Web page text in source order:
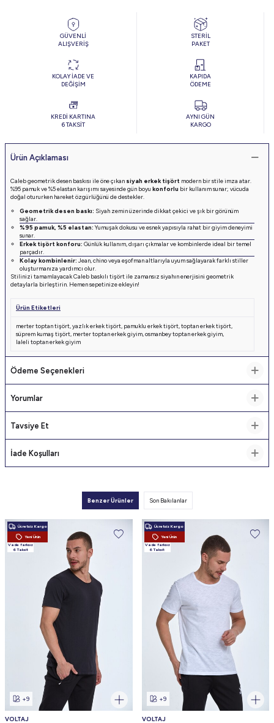
GÜVENLİ
ALIŞVERİŞ
STERİL
PAKET
KOLAY İADE VE
DEĞİŞİM
KAPIDA
ÖDEME
KREDİ KARTINA
6 TAKSİT
AYNI GÜN
KARGO
Ürün Açıklaması
Caleb geometrik desen baskısı ile öne çıkan siyah erkek tişört modern bir stile imza atar.
%95 pamuk ve %5 elastan karışımı sayesinde gün boyu konforlu bir kullanım sunar; vücuda
doğal otururken hareket özgürlüğünü de destekler.
Geometrik desen baskı: Siyah zemin üzerinde dikkat çekici ve şık bir görünüm
sağlar.
%95 pamuk, %5 elastan: Yumuşak dokusu ve esnek yapısıyla rahat bir giyim deneyimi
sunar.
Erkek tişört konforu: Günlük kullanım, dışarı çıkmalar ve kombinlerde ideal bir temel
parçadır.
Kolay kombinlenir: Jean, chino veya eşofman altlarıyla uyum sağlayarak farklı stiller
oluşturmanıza yardımcı olur.
Stilinizi tamamlayacak Caleb baskılı tişört ile zamansız siyahın enerjisini geometrik
detaylarla birleştirin. Hemen sepetinize ekleyin!
Ürün Etiketleri
merter toptan tişört yazlık erkek tişört pamuklu erkek tişört toptan erkek tişört
süprem kumaş tişört merter toptan erkek giyim osmanbey toptan erkek giyim
laleli toptan erkek giyim
Ödeme Seçenekleri
Yorumlar
Tavsiye Et
İade Koşulları
Benzer Ürünler Son Bakılanlar
Ücretsiz Kargo
Yeni Ürün
Vade farksız
6 Taksit
+9
VOLTAJ
Ücretsiz Kargo
Yeni Ürün
Vade farksız
6 Taksit
+9
VOLTAJ